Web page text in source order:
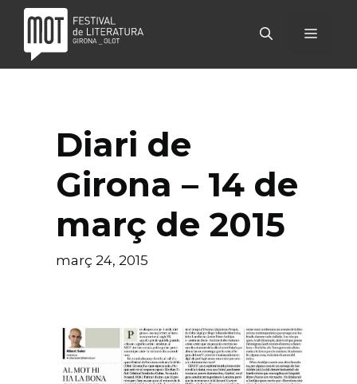
contingut
MENÚ
Diari de
Girona – 14 de
març de 2015
març 24, 2015